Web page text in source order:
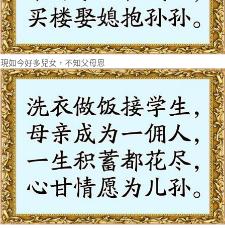
現如今好多兒女，不知父母恩